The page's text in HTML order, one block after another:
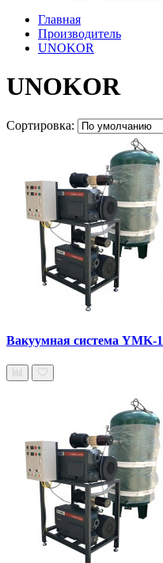
Главная
Производитель
UNOKOR
UNOKOR
Сортировка:
Вакуумная система YMK-